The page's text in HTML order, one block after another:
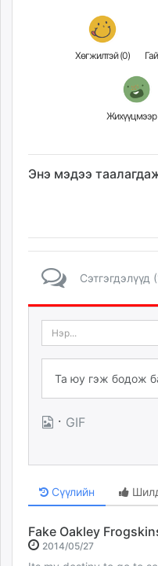
Хөгжилтэй (0)
Энэ мэдээ
Сэтгэгдэлүүд
· GIF
Сүүлийн
2014/05/27